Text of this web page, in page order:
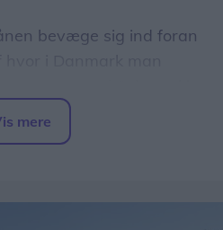
bevæge sig ind foran
klokken 20.00, kort
mere